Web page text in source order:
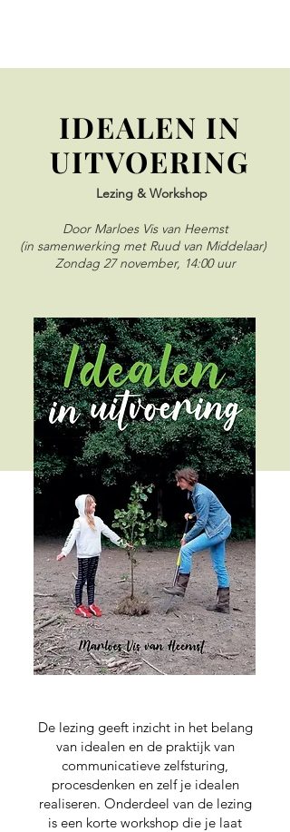
IDEALEN IN
UITVOERING
Lezing & Workshop
Door Marloes Vis van Heemst
(in samenwerking met Ruud van Middelaar)
Zondag 27 november, 14:00 uur
De lezing geeft inzicht in het belang
van idealen en de praktijk van
communicatieve zelfsturing,
procesdenken en zelf je idealen
realiseren. Onderdeel van de lezing
is een korte workshop die je laat